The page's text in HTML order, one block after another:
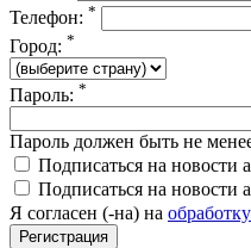
Телефон: *
Город: *
Пароль: *
Пароль должен быть не
Подписаться на
Подписаться на новости
Я согласен (-на) на